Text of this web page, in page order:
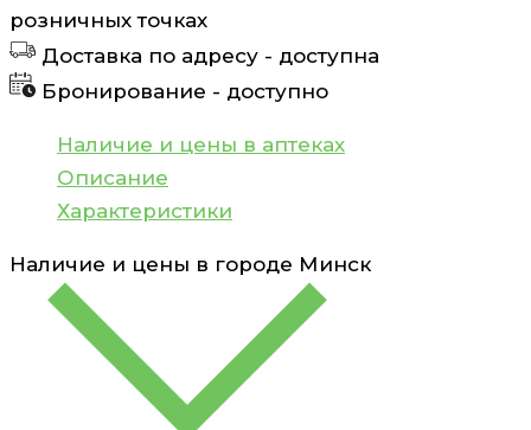
Форте
капсулы
210мг
розничных точках
Доставка по адресу - доступна
Бронирование - доступно
Наличие и цены в аптеках
Описание
Характеристики
Наличие и цены в городе Минск